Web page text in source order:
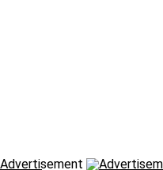
Advertisement